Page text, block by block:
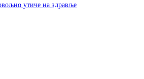
утиче на здравље